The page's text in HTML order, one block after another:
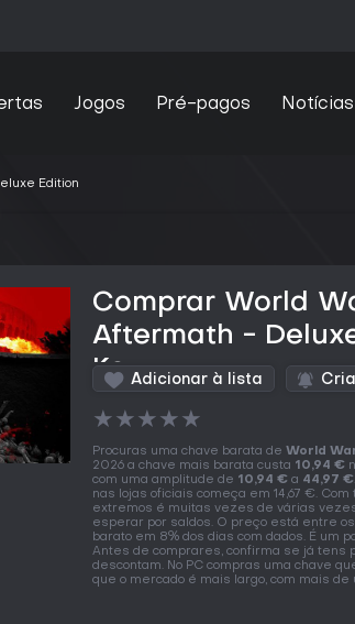
Jogos Pré-pagos Notícias
Edition
Comprar World
Aftermath -
KeyAdicionar à lista
★★★★★
Procuras uma chave barata de World
2026 a chave mais barata custa 10,94 €
com uma amplitude de 10,94 € a 44,97 €
nas lojas oficiais começa em 14,67 €.
extremos é muitas vezes de várias
esperar por saldos. O preço está entre
barato em 8% dos dias com dados. É um
Antes de comprares, confirma se já tens
descontam. No PC compras uma chave
que o mercado é mais largo, com mais